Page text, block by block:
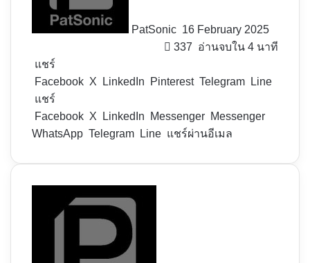
PatSonic 16 February 2025
337 อ่านจบใน 4 นาที
แชร์
Facebook X LinkedIn Pinterest Telegram
Line
แชร์
Facebook X LinkedIn Messenger Messenger
WhatsApp Telegram Line แชร์ผ่านอีเมล